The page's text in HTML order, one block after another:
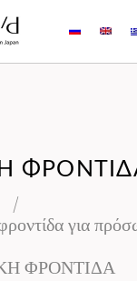
/
για
ΦΡΟΝΤΙΔΑ